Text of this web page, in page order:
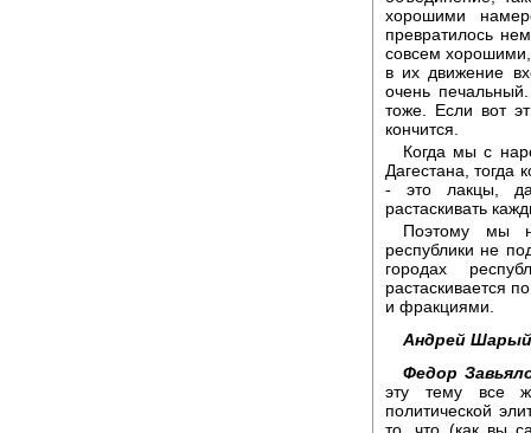
хорошими
превратилось
совсем
в их движение
очень
тоже. Если вот
кончится.
Когда мы с
Дагестана, тогда
- это лакцы,
растаскивать
Поэтому мы
республики не
городах
растаскивается
и фракциями.
Андрей
Федор
эту тему все
политической
то, что (как вы